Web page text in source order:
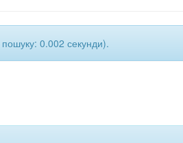
пошуку: 0.002 секунди).